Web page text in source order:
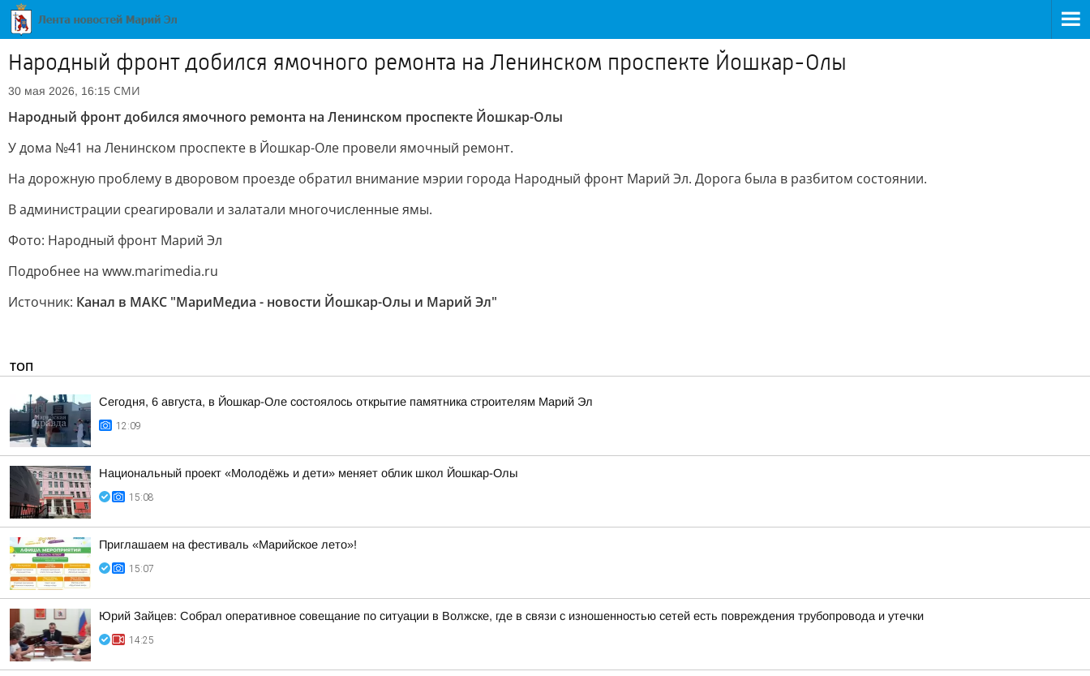
Народный фронт добился ямочного ремонта на Ленинском проспекте Йошкар-Олы
30 мая 2026, 16:15 СМИ
Народный фронт добился ямочного ремонта на Ленинском проспекте Йошкар-Олы
У дома №41 на Ленинском проспекте в Йошкар-Оле провели ямочный ремонт.
На дорожную проблему в дворовом проезде обратил внимание мэрии города Народный фронт Марий Эл. Дорога была в разбитом состоянии.
В администрации среагировали и залатали многочисленные ямы.
Фото: Народный фронт Марий Эл
Подробнее на www.marimedia.ru
Источник: Канал в МАКС "МариМедиа - новости Йошкар-Олы и Марий Эл"
ТОП
Сегодня, 6 августа, в Йошкар-Оле состоялось открытие памятника строителям Марий Эл
12:09
Национальный проект «Молодёжь и дети» меняет облик школ Йошкар-Олы
15:08
Приглашаем на фестиваль «Марийское лето»!
15:07
Юрий Зайцев: Собрал оперативное совещание по ситуации в Волжске, где в связи с изношенностью сетей есть повреждения трубопровода и утечки
14:25